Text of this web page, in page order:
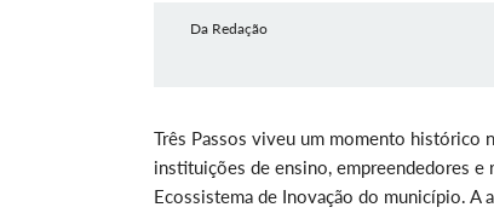
Da Redação
Três Passos viveu um momento histórico
instituições de ensino, empreendedores e
Ecossistema de Inovação do município. A